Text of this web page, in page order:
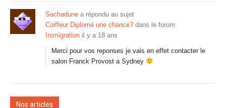
Sachadune a répondu au sujet
Coiffeur Diplomé une chance? dans le forum
Immigration il y a 18 ans
Merci pour vos reponses je vais en effet contacter le
salon Franck Provost a Sydney
Nos articles